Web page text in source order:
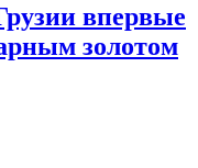
впервые
золотом